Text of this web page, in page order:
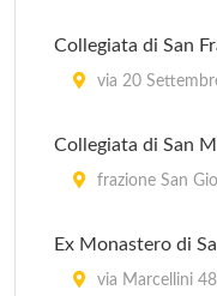
Collegiata di San
via 20
Collegiata di San
frazione San
Ex Monastero di
via Marcellini